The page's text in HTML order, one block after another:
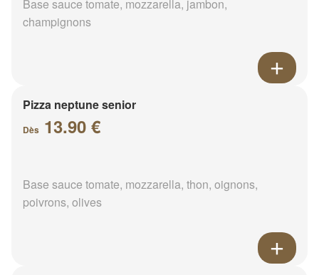
Base sauce tomate, mozzarella, jambon,
champignons
Pizza neptune senior
Dès 13.90 €
Base sauce tomate, mozzarella, thon, oignons,
poivrons, olives